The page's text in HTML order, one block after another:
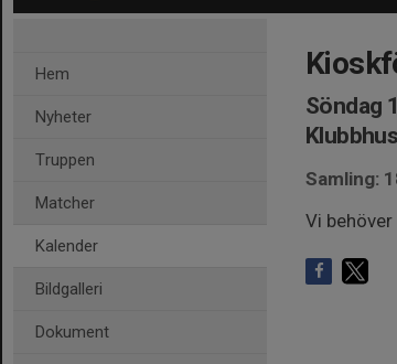
Hem
Nyheter
Truppen
Matcher
Kalender
Bildgalleri
Dokument
Söndag
Samling:
Vi